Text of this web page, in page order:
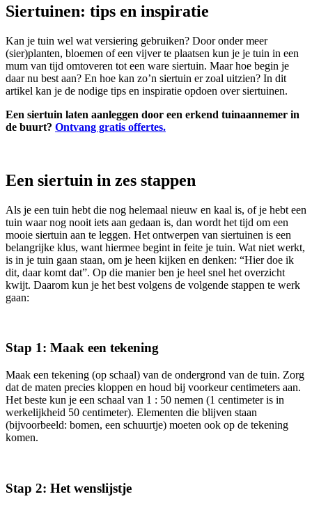
Siertuinen: tips en inspiratie
Kan je tuin wel wat versiering gebruiken? Door onder meer
(sier)planten, bloemen of een vijver te plaatsen kun je je tuin in een
mum van tijd omtoveren tot een ware siertuin. Maar hoe begin je
daar nu best aan? En hoe kan zo’n siertuin er zoal uitzien? In dit
artikel kan je de nodige tips en inspiratie opdoen over siertuinen.
Een siertuin laten aanleggen door een erkend tuinaannemer in
de buurt? Ontvang gratis offertes.
Een siertuin in zes stappen
Als je een tuin hebt die nog helemaal nieuw en kaal is, of je hebt een
tuin waar nog nooit iets aan gedaan is, dan wordt het tijd om een
mooie siertuin aan te leggen. Het ontwerpen van siertuinen is een
belangrijke klus, want hiermee begint in feite je tuin. Wat niet werkt,
is in je tuin gaan staan, om je heen kijken en denken: “Hier doe ik
dit, daar komt dat”. Op die manier ben je heel snel het overzicht
kwijt. Daarom kun je het best volgens de volgende stappen te werk
gaan:
Stap 1: Maak een tekening
Maak een tekening (op schaal) van de ondergrond van de tuin. Zorg
dat de maten precies kloppen en houd bij voorkeur centimeters aan.
Het beste kun je een schaal van 1 : 50 nemen (1 centimeter is in
werkelijkheid 50 centimeter). Elementen die blijven staan
(bijvoorbeeld: bomen, een schuurtje) moeten ook op de tekening
komen.
Stap 2: Het wenslijstje